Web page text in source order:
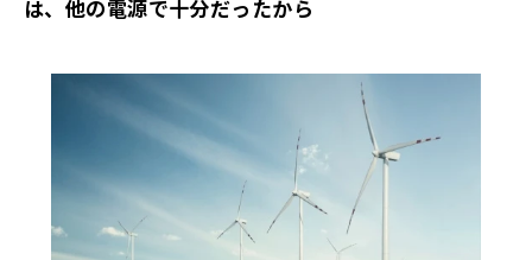
は、他の電源で十分だったから